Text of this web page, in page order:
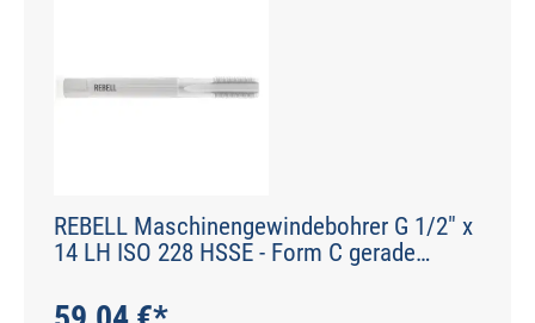
REBELL Maschinengewindebohrer G 1/2" x
14 LH ISO 228 HSSE - Form C gerade